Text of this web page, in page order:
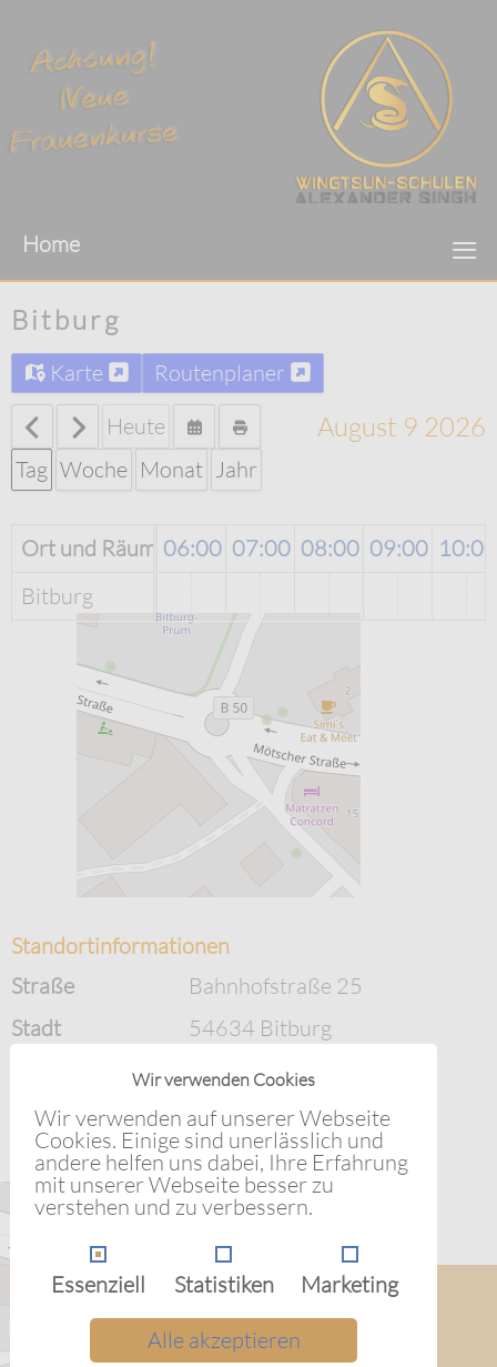
Wir verwenden Cookies
Wir verwenden auf unserer Webseite
Cookies. Einige sind unerlässlich und
andere helfen uns dabei, Ihre Erfahrung
mit unserer Webseite besser zu
verstehen und zu verbessern.
Essenziell Statistiken
Marketing
Alle akzeptieren
Home ≡
Bitburg
Karte
Routenplaner
Heute
August 9 2026
Tag Woche Monat Jahr
Ort und Räume
04:00 05:00 06:00 07:00 08:00 09:00 10:00
Bitburg
Standortinformationen
Straße
Bahnhofstraße 25
Stadt
54634 Bitburg
Rheinland-Pfalz
Land
Deutschland
im CityFit
Nächste Veranstaltungen